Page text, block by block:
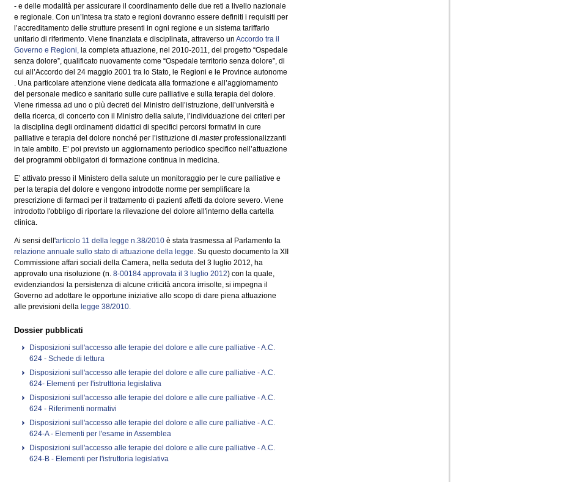
- e delle modalità per assicurare il coordinamento delle due reti a livello nazionale
e regionale. Con un’Intesa tra stato e regioni dovranno essere definiti i requisiti per
l’accreditamento delle strutture presenti in ogni regione e un sistema tariffario
unitario di riferimento. Viene finanziata e disciplinata, attraverso un Accordo tra il
Governo e Regioni, la completa attuazione, nel 2010-2011, del progetto “Ospedale
senza dolore”, qualificato nuovamente come “Ospedale territorio senza dolore”, di
cui all’Accordo del 24 maggio 2001 tra lo Stato, le Regioni e le Province autonome
. Una particolare attenzione viene dedicata alla formazione e all’aggiornamento
del personale medico e sanitario sulle cure palliative e sulla terapia del dolore.
Viene rimessa ad uno o più decreti del Ministro dell’istruzione, dell’università e
della ricerca, di concerto con il Ministro della salute, l’individuazione dei criteri per
la disciplina degli ordinamenti didattici di specifici percorsi formativi in cure
palliative e terapia del dolore nonché per l’istituzione di masterprofessionalizzanti
in tale ambito. E’ poi previsto un aggiornamento periodico specifico nell’attuazione
dei programmi obbligatori di formazione continua in medicina.
E’ attivato presso il Ministero della salute un monitoraggio per le cure palliative e
per la terapia del dolore e vengono introdotte norme per semplificare la
prescrizione di farmaci per il trattamento di pazienti affetti da dolore severo. Viene
introdotto l'obbligo di riportare la rilevazione del dolore all'interno della cartella
clinica.
Ai sensi dell'articolo 11 della legge n.38/2010 è stata trasmessa al Parlamento la
relazione annuale sullo stato di attuazione della legge. Su questo documento la XII
Commissione affari sociali della Camera, nella seduta del 3 luglio 2012, ha
approvato una risoluzione (n. 8-00184 approvata il 3 luglio 2012) con la quale,
evidenziandosi la persistenza di alcune criticità ancora irrisolte, si impegna il
Governo ad adottare le opportune iniziative allo scopo di dare piena attuazione
alle previsioni della legge 38/2010.
Dossier pubblicati
Disposizioni sull'accesso alle terapie del dolore e alle cure palliative - A.C.
624 - Schede di lettura
Disposizioni sull'accesso alle terapie del dolore e alle cure palliative - A.C.
624- Elementi per l'istrutttoria legislativa
Disposizioni sull'accesso alle terapie del dolore e alle cure palliative - A.C.
624 - Riferimenti normativi
Disposizioni sull'accesso alle terapie del dolore e alle cure palliative - A.C.
624-A - Elementi per l'esame in Assemblea
Disposizioni sull'accesso alle terapie del dolore e alle cure palliative - A.C.
624-B - Elementi per l'istruttoria legislativa